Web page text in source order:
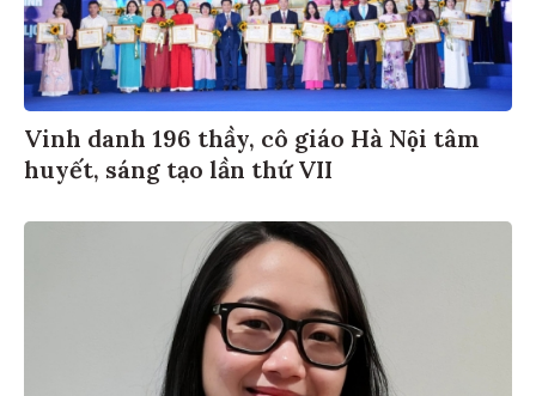
Vinh danh 196 thầy, cô giáo Hà Nội tâm
huyết, sáng tạo lần thứ VII